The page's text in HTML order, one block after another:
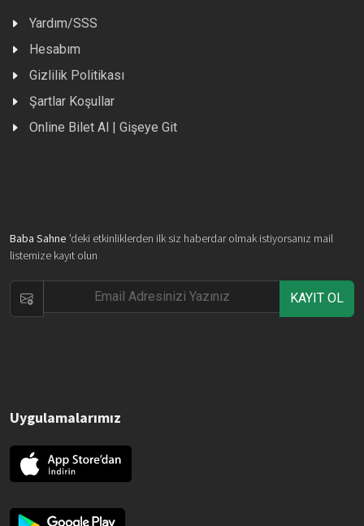
Yardım/SSS
Hesabım
Gizlilik Politikası
Şartlar Koşullar
Online Bilet Al | Gişeye Git
Baba Sahne 'deki etkinliklerden ilk siz haberdar olmak istiyorsanız mail
listemize kayıt olun
KAYIT OL
Uygulamalarımız